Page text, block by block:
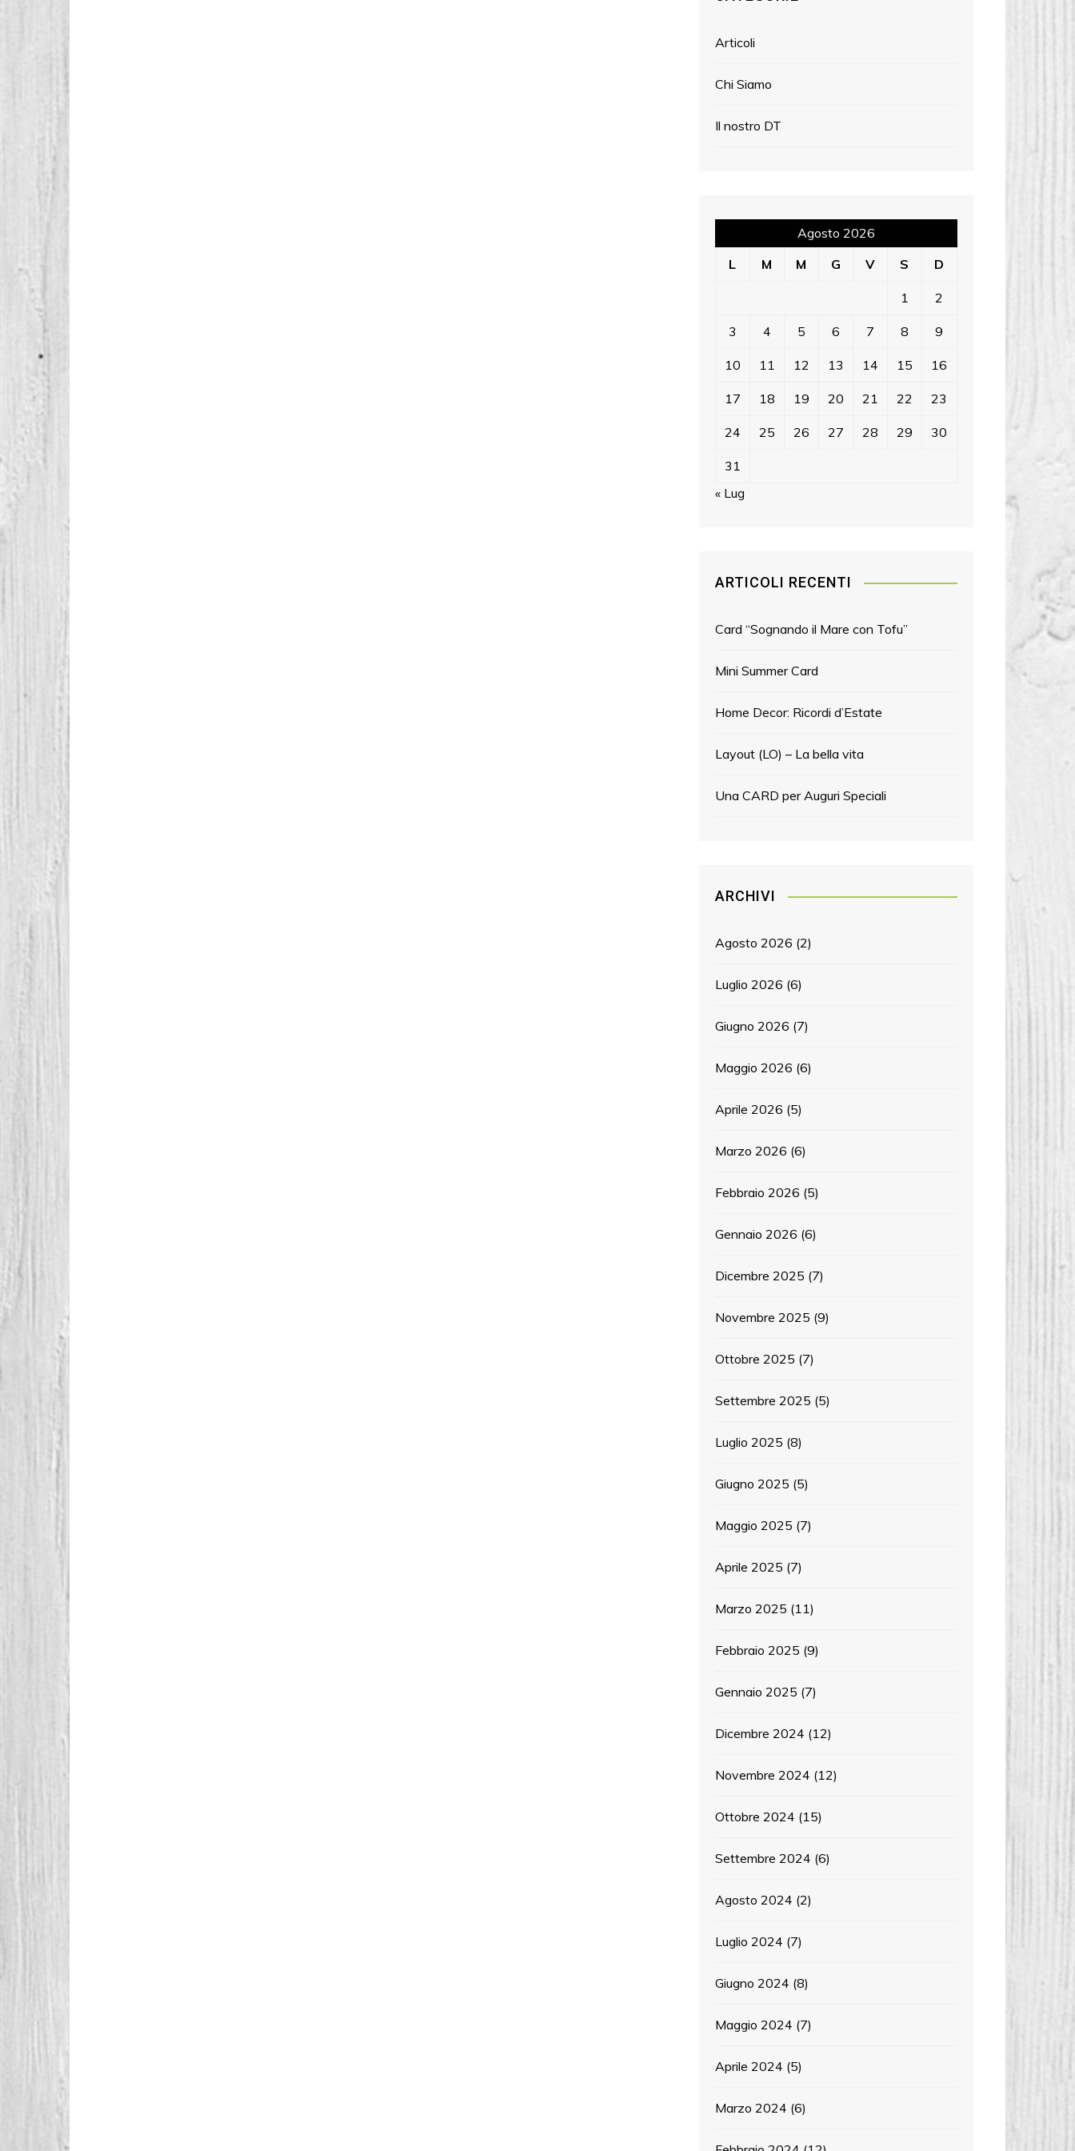
Articoli
Chi Siamo
Il nostro DT
Agosto 2026
L
M M G V S D
1 2
3 4 5 6 7 8 9
10 11 12 13 14 15 16
17 18 19 20 21 22 23
24 25 26 27 28 29 30
31
« Lug
ARTICOLI RECENTI
Card “Sognando il Mare con Tofu”
Mini Summer Card
Home Decor: Ricordi d’Estate
Layout (LO) – La bella vita
Una CARD per Auguri Speciali
ARCHIVI
Agosto 2026 (2)
Luglio 2026 (6)
Giugno 2026 (7)
Maggio 2026 (6)
Aprile 2026 (5)
Marzo 2026 (6)
Febbraio 2026 (5)
Gennaio 2026 (6)
Dicembre 2025 (7)
Novembre 2025 (9)
Ottobre 2025 (7)
Settembre 2025 (5)
Luglio 2025 (8)
Giugno 2025 (5)
Maggio 2025 (7)
Aprile 2025 (7)
Marzo 2025 (11)
Febbraio 2025 (9)
Gennaio 2025 (7)
Dicembre 2024 (12)
Novembre 2024 (12)
Ottobre 2024 (15)
Settembre 2024 (6)
Agosto 2024 (2)
Luglio 2024 (7)
Giugno 2024 (8)
Maggio 2024 (7)
Aprile 2024 (5)
Marzo 2024 (6)